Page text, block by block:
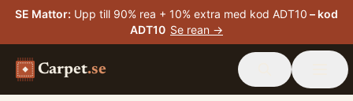
SE Mattor: Upp till 90% rea + 10% extra med kod ADT10 – kod
ADT10 Se rean →
Carpet.se